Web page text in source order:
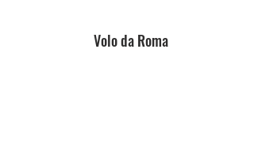
Volo da Roma